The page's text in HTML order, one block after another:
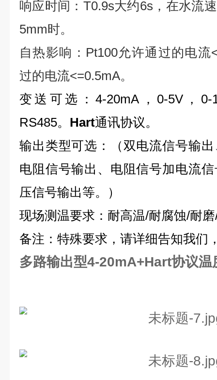
响应时间： T0.9s大约6s ，在水流
5mm时。
自热影响： Pt100允许通过的电流
过的电流<=0.5mA。
变送可选：4-20mA ， 0-5V ， 0-
RS485。 Hart通讯协议。
输出类型可选：（双电流信号输
电阻信号输出、电阻信号加电流
压信号输出等。）
现场测温要求：耐高温/耐腐蚀/耐磨
备注：特殊要求，请详细告知我们
多路输出型4-20mA+Hart协议温